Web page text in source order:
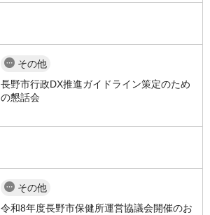
その他
長野市行政DX推進ガイドライン策定のため
の懇話会
その他
令和8年度長野市保健所運営協議会開催のお